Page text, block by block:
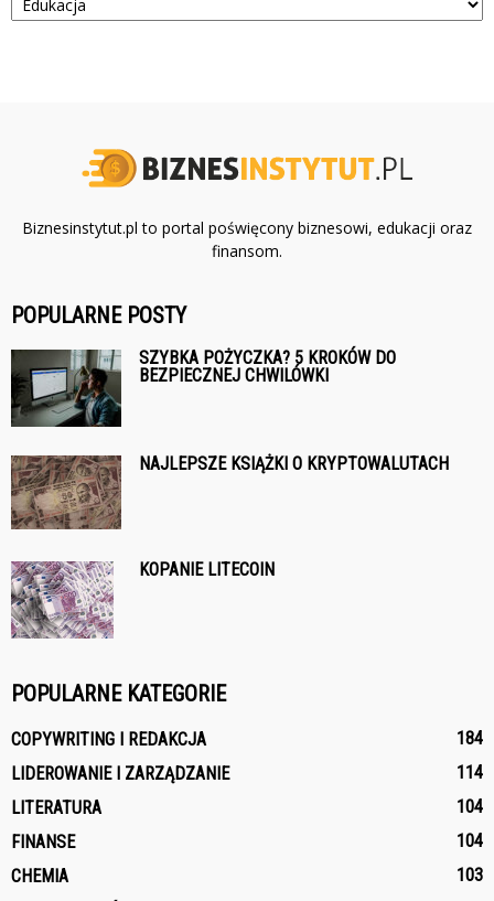
Biznesinstytut.pl to portal poświęcony biznesowi, edukacji oraz
finansom.
POPULARNE POSTY
SZYBKA POŻYCZKA? 5 KROKÓW DO
BEZPIECZNEJ CHWILÓWKI
NAJLEPSZE KSIĄŻKI O KRYPTOWALUTACH
KOPANIE LITECOIN
POPULARNE KATEGORIE
COPYWRITING I REDAKCJA
184
LIDEROWANIE I ZARZĄDZANIE
114
LITERATURA
104
FINANSE
104
CHEMIA
103